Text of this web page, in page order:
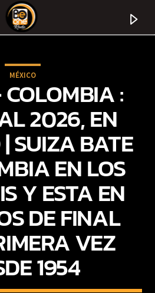
MÉXICO
:
2026, EN
SUIZA BATE
EN LOS
Y ESTA EN
DE FINAL
VEZ
1954